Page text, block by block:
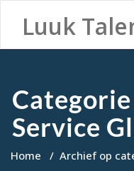
Luuk
Service
Home / Archief op